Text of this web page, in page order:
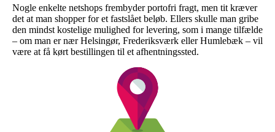
Nogle enkelte netshops frembyder portofri fragt, men tit kræver
det at man shopper for et fastslået beløb. Ellers skulle man gribe
den mindst kostelige mulighed for levering, som i mange tilfælde
– om man er nær Helsingør, Frederiksværk eller Humlebæk – vil
være at få kørt bestillingen til et afhentningssted.